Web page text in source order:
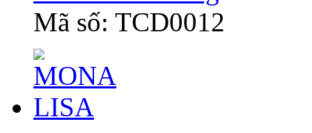
Mã số: TCD0012